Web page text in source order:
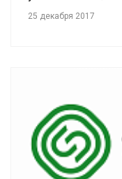
25 декабря 2017